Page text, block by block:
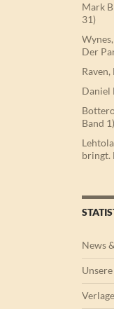
Mark
31)
Der
Daniel
Band 1)
bringt.
News
Verlage